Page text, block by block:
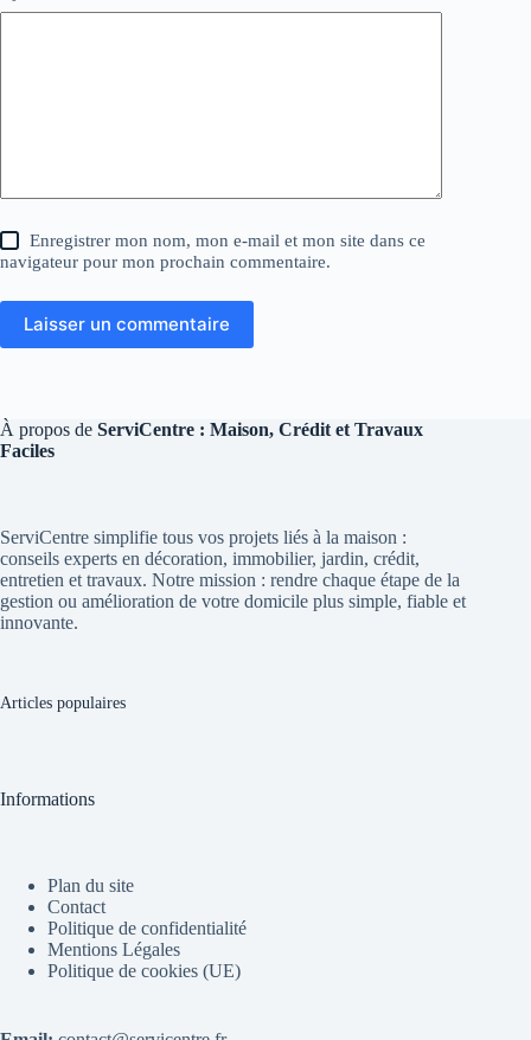
Enregistrer mon nom, mon e-mail et mon site dans ce
navigateur pour mon prochain commentaire.
Laisser un commentaire
À propos de ServiCentre : Maison, Crédit et Travaux
Faciles
ServiCentre simplifie tous vos projets liés à la maison :
conseils experts en décoration, immobilier, jardin, crédit,
entretien et travaux. Notre mission : rendre chaque étape de la
gestion ou amélioration de votre domicile plus simple, fiable et
innovante.
Articles populaires
Informations
Plan du site
Contact
Politique de confidentialité
Mentions Légales
Politique de cookies (UE)